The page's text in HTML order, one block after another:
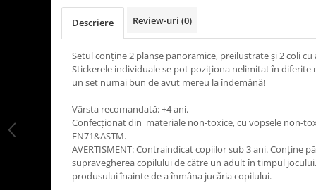
LEGO Architecture
Descriere Review-uri (0)
Setul conține 2 planșe panoramice, preilustrate și 2 coli
Stickerele individuale se pot poziționa nelimitat în diferite
un set numai bun de avut mereu la îndemână!
Vârsta recomandată: +4 ani.
Confecționat din materiale non-toxice, cu vopsele non-
EN71&ASTM.
AVERTISMENT: Contraindicat copiilor sub 3 ani. Conține
supravegherea copilului de către un adult în timpul
produsului înainte de a înmâna jucăria copilului.